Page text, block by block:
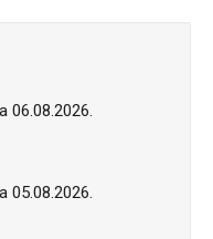
06.08.2026.
05.08.2026.